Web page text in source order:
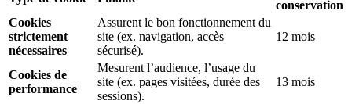
conservation
Cookies
strictement
nécessaires
Assurent le bon fonctionnement du
site (ex. navigation, accès
sécurisé).
12 mois
Cookies de
performance
Mesurent l’audience, l’usage du
site (ex. pages visitées, durée des
sessions).
13 mois